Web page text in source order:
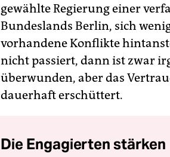
gewählte Regierung einer
Bundeslands Berlin, sich
vorhandene Konflikte
nicht passiert, dann ist zwar
überwunden, aber das
dauerhaft erschüttert.
Die Engagierten stärken